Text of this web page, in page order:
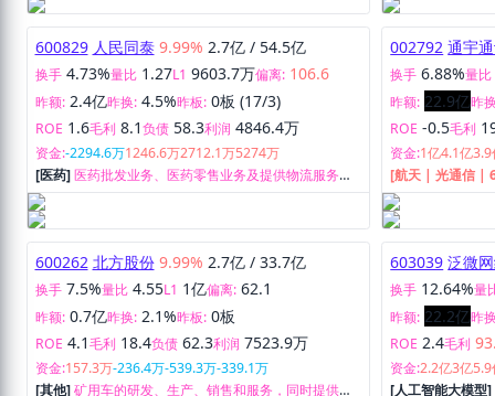
务、临床SMO及
产供应，可为客
床试验与申报注
服务。
600829 人民同泰 9.99% 2.7亿 / 54.5亿
换手 4.73% 量比 1.27L1 9603.7万偏离:
昨额: 2.4亿 昨换: 4.5%昨板: 0板 (17/3)
ROE 1.6毛利 8.1负债 58.3利润 4846.4万
资金:-2294.6万1246.6万2712.1万5274万
[医药]医药批发业务、医药零售业务及提供物流服务和
医疗服务。
002792 通宇
换手 6.88%量比
昨额: 22.9亿昨
ROE -0.5 毛利
资金:1亿4.1亿3.9
[航天 | 光通信 |
生产及销售。
600262 北方股份 9.99% 2.7亿 / 33.7亿
换手 7.5%量比 4.55 L1 1亿 偏离:
昨额: 0.7亿 昨换: 2.1%昨板: 0板
ROE 4.1 毛利 18.4负债 62.3利润 7523.9万
资金:157.3万-236.4万 -539.3万-339.1万
603039 泛微
换手 12.64% 量
昨额: 22.2亿 昨
ROE 2.4毛利
资金:2.2亿3亿5.9